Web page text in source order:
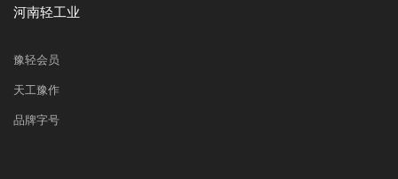
河南轻工业
豫轻会员
天工豫作
品牌字号